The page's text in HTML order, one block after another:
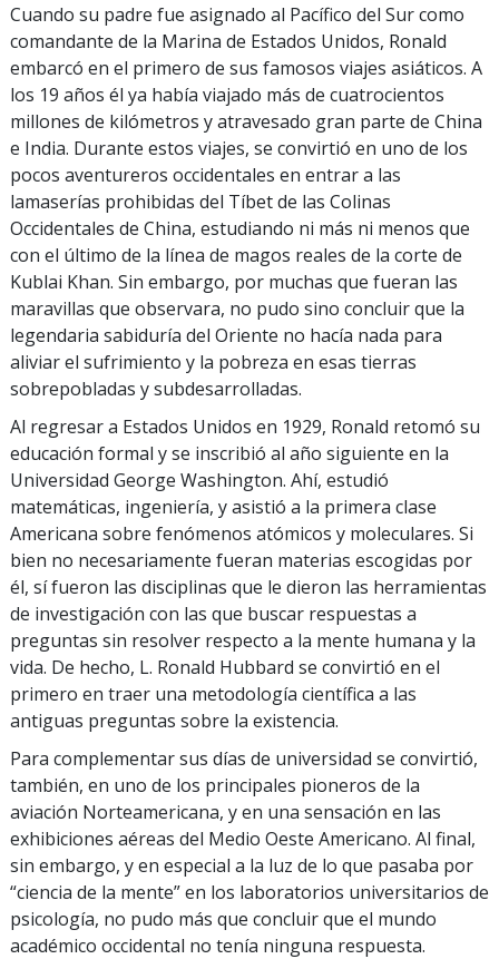
Cuando su padre fue asignado al Pacífico del Sur como
comandante de la Marina de Estados Unidos, Ronald
embarcó en el primero de sus famosos viajes asiáticos. A
los 19 años él ya había viajado más de cuatrocientos
millones de kilómetros y atravesado gran parte de China
e India. Durante estos viajes, se convirtió en uno de los
pocos aventureros occidentales en entrar a las
lamaserías prohibidas del Tíbet de las Colinas
Occidentales de China, estudiando ni más ni menos que
con el último de la línea de magos reales de la corte de
Kublai Khan. Sin embargo, por muchas que fueran las
maravillas que observara, no pudo sino concluir que la
legendaria sabiduría del Oriente no hacía nada para
aliviar el sufrimiento y la pobreza en esas tierras
sobrepobladas y subdesarrolladas.
Al regresar a Estados Unidos en 1929, Ronald retomó su
educación formal y se inscribió al año siguiente en la
Universidad George Washington. Ahí, estudió
matemáticas, ingeniería, y asistió a la primera clase
Americana sobre fenómenos atómicos y moleculares. Si
bien no necesariamente fueran materias escogidas por
él, sí fueron las disciplinas que le dieron las herramientas
de investigación con las que buscar respuestas a
preguntas sin resolver respecto a la mente humana y la
vida. De hecho, L. Ronald Hubbard se convirtió en el
primero en traer una metodología científica a las
antiguas preguntas sobre la existencia.
Para complementar sus días de universidad se convirtió,
también, en uno de los principales pioneros de la
aviación Norteamericana, y en una sensación en las
exhibiciones aéreas del Medio Oeste Americano. Al final,
sin embargo, y en especial a la luz de lo que pasaba por
“ciencia de la mente” en los laboratorios universitarios de
psicología, no pudo más que concluir que el mundo
académico occidental no tenía ninguna respuesta.